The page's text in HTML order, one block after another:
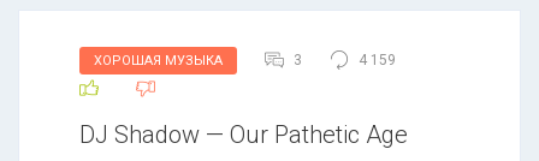
ХОРОШАЯ МУЗЫКА 3 4 159
DJ Shadow — Our Pathetic Age